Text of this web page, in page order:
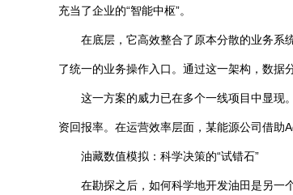
充当了企业的“智能中枢”。
在底层，它高效整合了原本分散的业务系
了统一的业务操作入口。通过这一架构，数据
这一方案的威力已在多个一线项目中显现
资回报率。在运营效率层面，某能源公司借助
油藏数值模拟：科学决策的“试错石”
在勘探之后，如何科学地开发油田是另一